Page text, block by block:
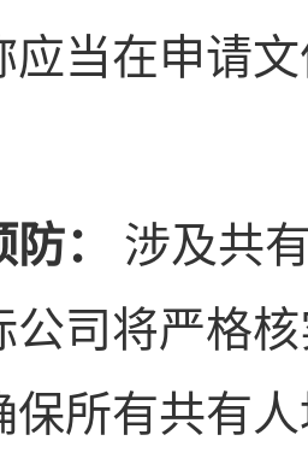
应当在申请
：
涉及共
公司将严格
保所有共有